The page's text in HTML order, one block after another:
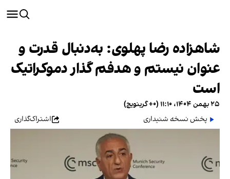
شاهزاده رضا پهلوی: به‌دنبال قدرت و
عنوان نیستم و هدفم گذار دموکراتیک
است
۲۵ بهمن ۱۴۰۴، ۱۱:۱۰ (‎+۰ گرینویچ)
پخش نسخه شنیداری
اشتراک‌گذاری